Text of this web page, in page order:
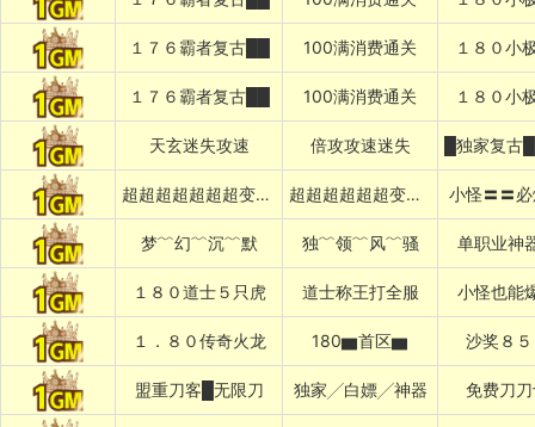
１７６霸者复古██ 100满消费通关 １８０小
１７６霸者复古██ 100满消费通关 １８０小
天玄迷失攻速 倍攻攻速迷失
超超超超超超超变变变变 超超超超超超变变变变变 小怪〓〓
梦﹌幻﹌沉﹌默 独﹌领﹌风﹌骚 单职业神
１８０道士５只虎 道士称王打全服 小怪也能
１．８０传奇火龙 180▆首区▆ 沙奖８
盟重刀客█无限刀 独家╱白嫖╱神器 免费刀